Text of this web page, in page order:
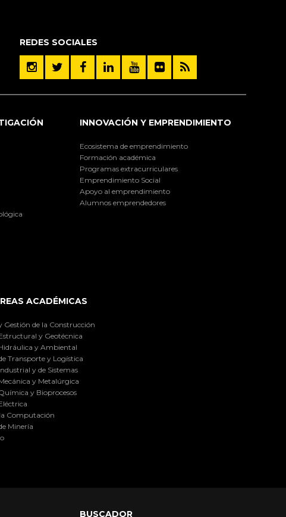
REDES SOCIALES
INNOVACIÓN Y EMPRENDIMIENTO
Ecosistema de emprendimiento
Formación académica
Programas extracurriculares
Emprendimiento Social
Apoyo al emprendimiento
Alumnos emprendedores
ACADÉMICAS
de la Construcción
y Geotécnica
y Ambiental
Transporte y Logística
y de Sistemas
y Metalúrgica
y Bioprocesos
Computación
Minería
BUSCADOR